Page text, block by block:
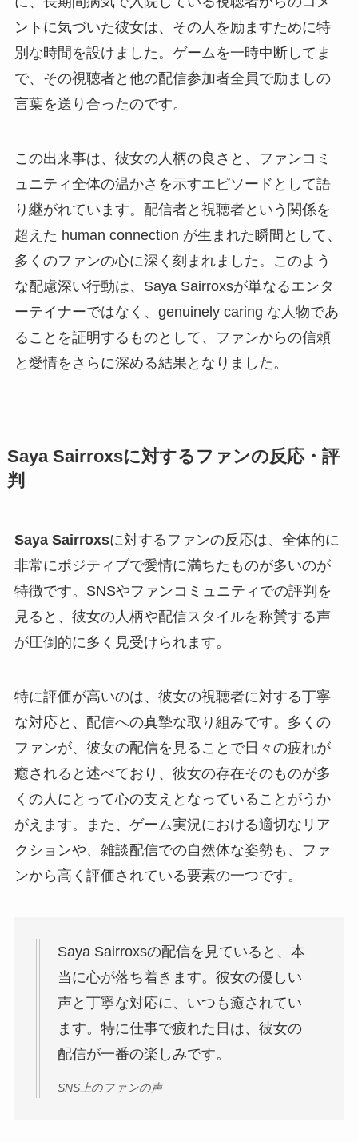
ントに気づいた彼女は、その人を励ますために特
別な時間を設けました。ゲームを一時中断してま
で、その視聴者と他の配信参加者全員で励ましの
言葉を送り合ったのです。
この出来事は、彼女の人柄の良さと、ファンコミ
ュニティ全体の温かさを示すエピソードとして語
り継がれています。配信者と視聴者という関係を
超えた human connection が生まれた瞬間として、
多くのファンの心に深く刻まれました。このよう
な配慮深い行動は、Saya Sairroxsが単なるエンタ
ーテイナーではなく、genuinely caring な人物であ
ることを証明するものとして、ファンからの信頼
と愛情をさらに深める結果となりました。
Saya Sairroxsに対するファンの反応・評
判
Saya Sairroxsに対するファンの反応は、全体的に
非常にポジティブで愛情に満ちたものが多いのが
特徴です。SNSやファンコミュニティでの評判を
見ると、彼女の人柄や配信スタイルを称賛する声
が圧倒的に多く見受けられます。
特に評価が高いのは、彼女の視聴者に対する丁寧
な対応と、配信への真摯な取り組みです。多くの
ファンが、彼女の配信を見ることで日々の疲れが
癒されると述べており、彼女の存在そのものが多
くの人にとって心の支えとなっていることがうか
がえます。また、ゲーム実況における適切なリア
クションや、雑談配信での自然体な姿勢も、ファ
ンから高く評価されている要素の一つです。
Saya Sairroxsの配信を見ていると、本
当に心が落ち着きます。彼女の優しい
声と丁寧な対応に、いつも癒されてい
ます。特に仕事で疲れた日は、彼女の
配信が一番の楽しみです。
SNS上のファンの声